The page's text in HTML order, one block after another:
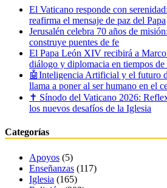
El Vaticano responde con
reafirma el mensaje de paz del Papa
Jerusalén celebra 70 años de
construye puentes de fe
El Papa León XIV recibirá a
diálogo y diplomacia en tiempos de
🤖Inteligencia Artificial y el futuro
llama a poner al ser humano en el
✝️ Sínodo del Vaticano 2026:
los nuevos desafíos de la Iglesia
Categorías
Apoyos (5)
Enseñanzas (117)
Iglesia (165)